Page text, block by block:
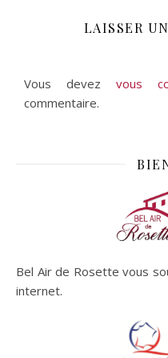
LAISSER
Vous devez vous
commentaire.
Bel Air de Rosette vous
internet.